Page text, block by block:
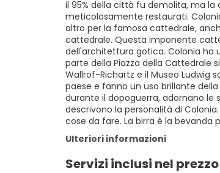
il 95% della città fu demolita, ma
meticolosamente restaurati.
altro per la famosa cattedrale,
cattedrale. Questa imponente
dell'architettura gotica. Colonia ha
parte della Piazza della Cattedrale
Wallrof-Richartz e il Museo Ludwig
paese e fanno un uso brillante
durante il dopoguerra, adornano
descrivono la personalità di
cose da fare. La birra è la
Ulteriori informazioni
Servizi inclusi nel